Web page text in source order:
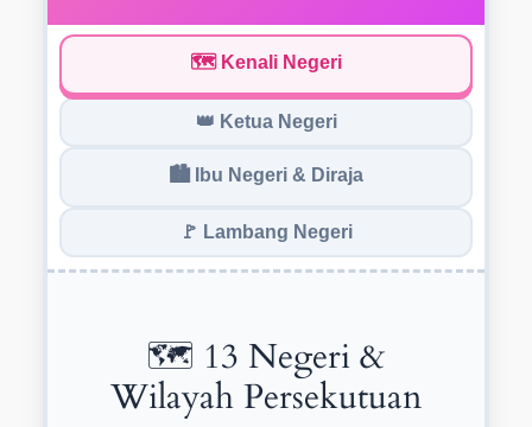
🗺️ Kenali Negeri
👑 Ketua Negeri
🏙️ Ibu Negeri & Diraja
🚩 Lambang Negeri
🗺️ 13 Negeri &
Wilayah Persekutuan